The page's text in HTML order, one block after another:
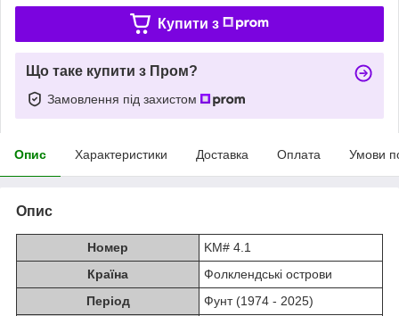
Купити з
Що таке купити з Пром?
Замовлення під захистом
Опис Характеристики Доставка Оплата Умови
Опис
Номер
KM# 4.1
Країна
Фолклендські острови
Період
Фунт (1974 - 2025)